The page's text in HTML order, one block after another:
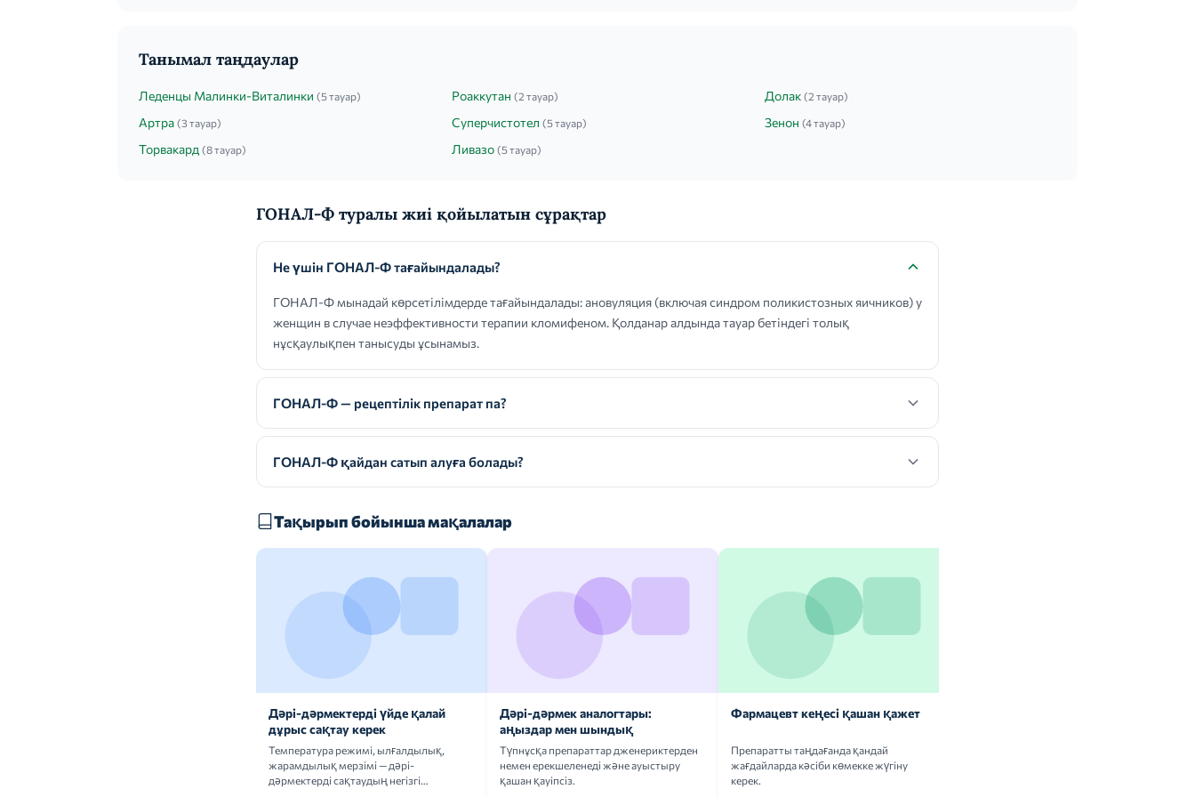
Танымал таңдаулар
Леденцы Малинки-Виталинки (5 тауар) Роаккутан (2 тауар) Долак (2 тауар)
Артра (3 тауар) Суперчистотел (5 тауар) Зенон (4 тауар)
Торвакард (8 тауар) Ливазо (5 тауар)
ГОНАЛ-Ф туралы жиі қойылатын сұрақтар
Не үшін ГОНАЛ-Ф тағайындалады?
ГОНАЛ-Ф мынадай көрсетілімдерде тағайындалады: ановуляция (включая синдром поликистозных яичников) у
женщин в случае неэффективности терапии кломифеном. Қолданар алдында тауар бетіндегі толық
нұсқаулықпен танысуды ұсынамыз.
ГОНАЛ-Ф — рецептілік препарат па?
ГОНАЛ-Ф қайдан сатып алуға болады?
Тақырып бойынша мақалалар
Дәрі-дәрмектерді үйде қалай
дұрыс сақтау керек
Температура режимі, ылғалдылық,
жарамдылық мерзімі — дәрі-
дәрмектерді сақтаудың негізгі
Дәрі-дәрмек аналогтары:
аңыздар мен шындық
Түпнұсқа препараттар дженериктерден
немен ерекшеленеді және ауыстыру
қашан қауіпсіз.
Фармацевт кеңесі қашан қажет
Препаратты таңдағанда қандай
жағдайларда кәсіби көмекке жүгіну
керек.